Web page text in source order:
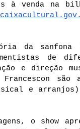
da sanfona
de
e direção
são
e
o show